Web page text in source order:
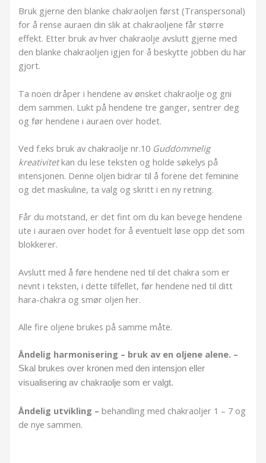
Bruk gjerne den blanke chakraoljen først (Transpersonal)
for å rense auraen din slik at chakraoljene får større
effekt. Etter bruk av hver chakraolje avslutt gjerne med
den blanke chakraoljen igjen for å beskytte jobben du har
gjort.
Ta noen dråper i hendene av ønsket chakraolje og gni
dem sammen. Lukt på hendene tre ganger, sentrer deg
og før hendene i auraen over hodet.
Ved f.eks bruk av chakraolje nr.10 Guddommelig
kreativitetkan du lese teksten og holde søkelys på
intensjonen. Denne oljen bidrar til å forene det feminine
og det maskuline, ta valg og skritt i en ny retning.
Får du motstand, er det fint om du kan bevege hendene
ute i auraen over hodet for å eventuelt løse opp det som
blokkerer.
Avslutt med å føre hendene ned til det chakra som er
nevnt i teksten, i dette tilfellet, før hendene ned til ditt
hara-chakra og smør oljen her.
Alle fire oljene brukes på samme måte.
Åndelig harmonisering – bruk av en oljene alene. –
Skal brukes over kronen med den intensjon eller
visualisering av chakraolje som er valgt.
Åndelig utvikling –behandling med chakraoljer 1 – 7 og
de nye sammen.